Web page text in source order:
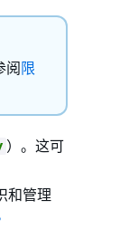
阅 限
）。这可
和管理